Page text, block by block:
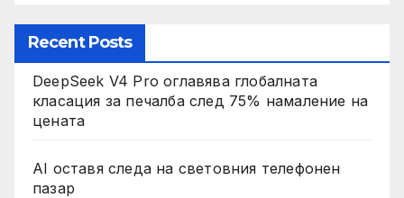
Recent Posts
DeepSeek V4 Pro оглавява глобалната
класация за печалба след 75% намаление на
цената
AI оставя следа на световния телефонен
пазар